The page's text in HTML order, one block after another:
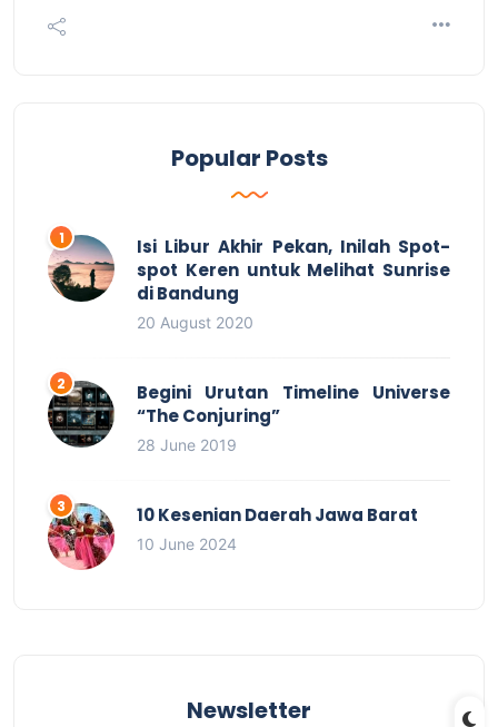
Popular Posts
Isi Libur Akhir Pekan, Inilah Spot-
spot Keren untuk Melihat Sunrise
di Bandung
20 August 2020
Begini Urutan Timeline Universe
“The Conjuring”
28 June 2019
10 Kesenian Daerah Jawa Barat
10 June 2024
Newsletter